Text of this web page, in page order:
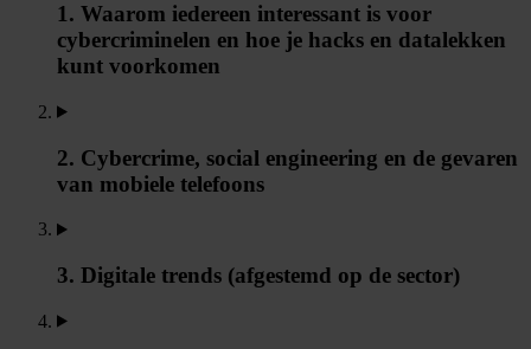
1. Waarom iedereen interessant is voor
cybercriminelen en hoe je hacks en datalekken
kunt voorkomen
2. Cybercrime, social engineering en de gevaren
van mobiele telefoons
3. Digitale trends (afgestemd op de sector)